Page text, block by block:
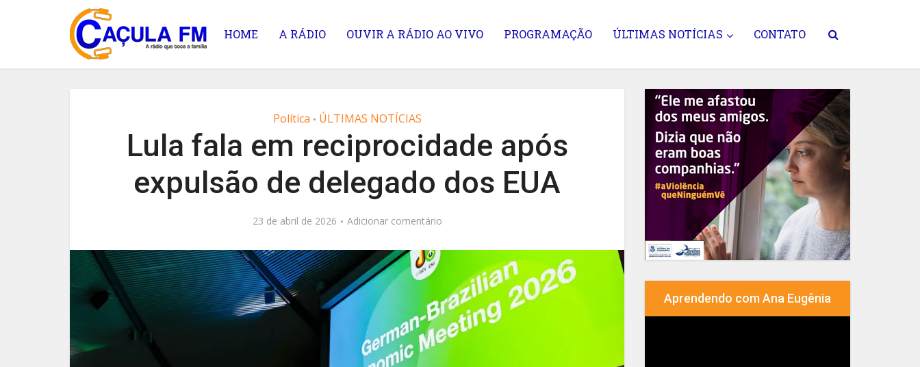
HOME A RÁDIO OUVIR A RÁDIO AO VIVO PROGRAMAÇÃO ÚLTIMAS NOTÍCIAS CONTATO
Política • ÚLTIMAS NOTÍCIAS
Lula fala em reciprocidade após
expulsão de delegado dos EUA
23 de abril de 2026 Adicionar comentário
Aprendendo com Ana Eugênia